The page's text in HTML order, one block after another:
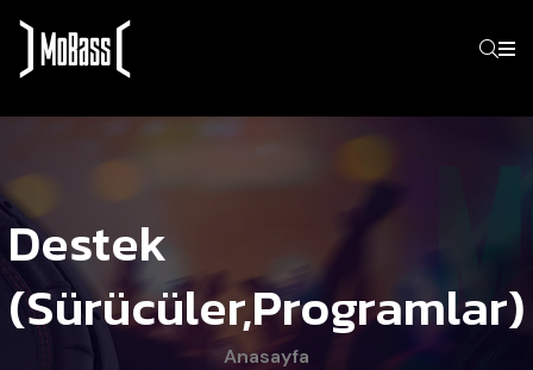
Destek
(Sürücüler,programlar)
Anasayfa